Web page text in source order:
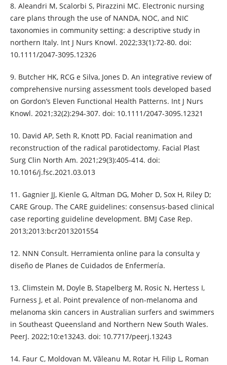
8. Aleandri M, Scalorbi S, Pirazzini MC. Electronic nursing
care plans through the use of NANDA, NOC, and NIC
taxonomies in community setting: a descriptive study in
northern Italy. Int J Nurs Knowl. 2022;33(1):72-80. doi:
10.1111/2047-3095.12326
9. Butcher HK, RCG e Silva, Jones D. An integrative review of
comprehensive nursing assessment tools developed based
on Gordon’s Eleven Functional Health Patterns. Int J Nurs
Knowl. 2021;32(2):294-307. doi: 10.1111/2047-3095.12321
10. David AP, Seth R, Knott PD. Facial reanimation and
reconstruction of the radical parotidectomy. Facial Plast
Surg Clin North Am. 2021;29(3):405-414. doi:
10.1016/j.fsc.2021.03.013
11. Gagnier JJ, Kienle G, Altman DG, Moher D, Sox H, Riley D;
CARE Group. The CARE guidelines: consensus-based clinical
case reporting guideline development. BMJ Case Rep.
2013;2013:bcr2013201554
12. NNN Consult. Herramienta online para la consulta y
diseño de Planes de Cuidados de Enfermería.
13. Climstein M, Doyle B, Stapelberg M, Rosic N, Hertess I,
Furness J, et al. Point prevalence of non-melanoma and
melanoma skin cancers in Australian surfers and swimmers
in Southeast Queensland and Northern New South Wales.
PeerJ. 2022;10:e13243. doi: 10.7717/peerj.13243
14. Faur C, Moldovan M, Văleanu M, Rotar H, Filip L, Roman